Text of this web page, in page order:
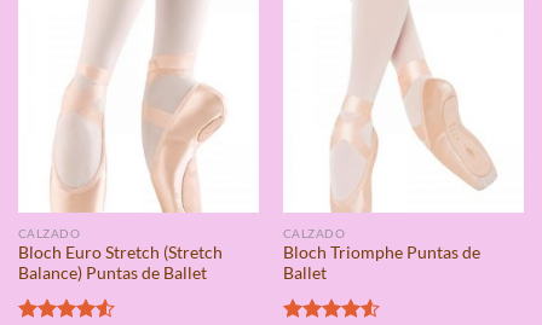
CALZADO
Bloch Euro Stretch (Stretch
Balance) Puntas de Ballet
CALZADO
Bloch Triomphe Puntas de
Ballet